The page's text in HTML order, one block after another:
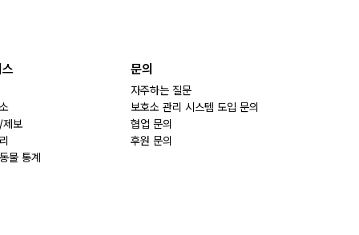
제보
물 통계
문의
자주하는 질문
보호소 관리 시스템 도입 문의
협업 문의
후원 문의